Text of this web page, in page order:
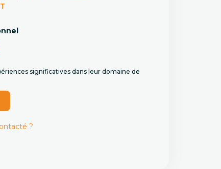
significatives dans leur domaine de
?